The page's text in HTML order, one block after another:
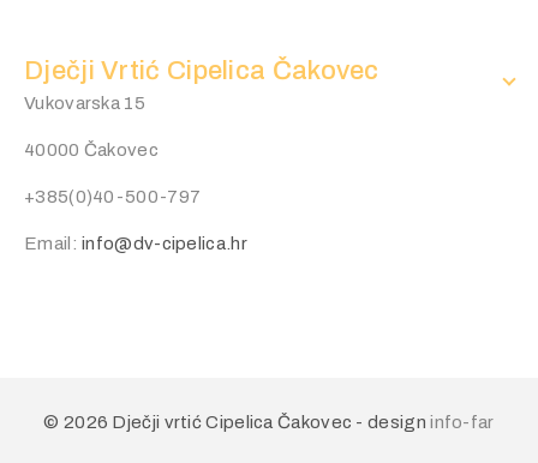
Dječji Vrtić Cipelica Čakovec
Vukovarska 15
40000 Čakovec
+385(0)40-500-797
Email:info@dv-cipelica.hr
© 2026 Dječji vrtić Cipelica Čakovec - designinfo-far